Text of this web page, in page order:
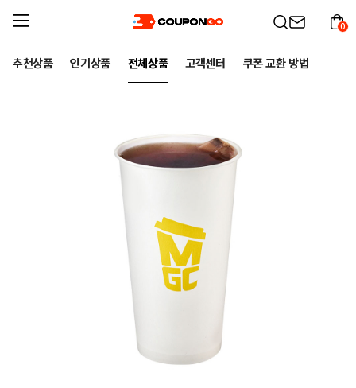
추천상품 인기상품 전체상품 고객센터 쿠폰 교환 방법
0